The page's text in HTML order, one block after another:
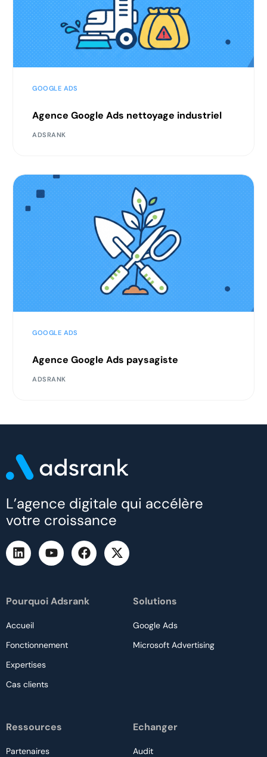
GOOGLE ADS
Agence Google Ads nettoyage industriel
ADSRANK
GOOGLE ADS
Agence Google Ads paysagiste
ADSRANK
L’agence digitale qui accélère
votre croissance
Pourquoi Adsrank
Accueil
Fonctionnement
Expertises
Cas clients
Solutions
Google Ads
Microsoft Advertising
Ressources
Partenaires
Echanger
Audit